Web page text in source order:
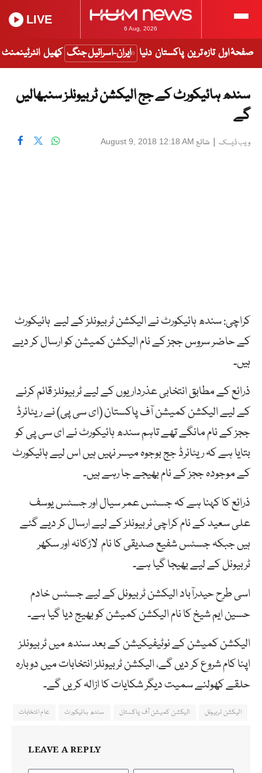
6 Aug, 2026
LIVE
صفحۂ اول تازہ ترین پاکستان دنیا ایران-اسرائیل جنگ کھیل انٹرٹینمنٹ
سندھ ہائیکورٹ کے جج الیکشن ٹربیونلز سنبھالیں
گے
ویب ڈیسک | شائع August 9, 2018 12:18 AM
کراچی: سندھ ہائیکورٹ نے الیکشن ٹربیونلز کے لیے ہائیکورٹ
کے حاضر سروس ججز کے نام الیکشن کمیشن کو ارسال کر دیے
ہیں۔
ذرائع کے مطابق انتخابی عذرداریوں کے لیے ٹربیونلز قائم کرنے
کے لیے الیکشن کمیشن آف پاکستان (ای سی پی) نے ریٹائرڈ
ججز کے نام مانگے تھے تاہم سندھ ہائیکورٹ نے ای سی پی کو
بتایا ہے کہ ریٹائرڈ جج بوجوہ میسر نہیں ہیں اس لیے ہائیکورٹ
کے موجودہ ججز کے نام بھیجے جا رہے ہیں۔
ذرائع کا کہنا ہے کہ جسٹس عمر سیال اور جسٹس یوسف
علی سعید کے نام کراچی ٹربیونلز کے لیے ارسال کر دیے گئے
ہیں جبکہ جسٹس شفیع صدیقی کا نام لاڑکانہ اور سکھر
ٹربیونل کے لیے بھیجا گیا ہے۔
اسی طرح حیدرآباد الیکشن ٹربیونل کے لیے جسٹس خادم
حسین ایم شیخ کا نام الیکشن کمیشن کو بھیج دیا گیا ہے۔
الیکشن کمیشن کے نوٹیفیکیشن کے بعد سندھ میں ٹربیونلز
اپنا کام شروع کر دیں گے، الیکشن ٹربیونلز انتخابات میں دوبارہ
حلقے کھولنے سمیت دیگر شکایات کا ازالہ کریں گے۔
الیکشن ٹربیونل الیکشن کمیشن آف پاکستان سندھ ہائیکورٹ عام انتخابات
LEAVE A REPLY